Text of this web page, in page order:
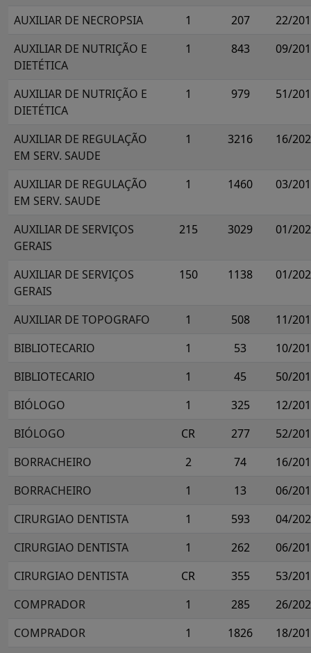
AUXILIAR DE NECROPSIA
1 207
22/
AUXILIAR DE NUTRIÇÃO E
DIETÉTICA
1 843 09/
AUXILIAR DE NUTRIÇÃO E
DIETÉTICA
1 979 51/
AUXILIAR DE REGULAÇÃO
EM SERV. SAUDE
1 3216 16/
AUXILIAR DE REGULAÇÃO
EM SERV. SAUDE
1 1460 03/
AUXILIAR DE SERVIÇOS
GERAIS
215 3029 01/
AUXILIAR DE SERVIÇOS
GERAIS
150 1138 01/
AUXILIAR DE TOPOGRAFO 1 508
11/
BIBLIOTECARIO
1 53
10/
BIBLIOTECARIO
1 45
50/
BIÓLOGO
1 325
12/
BIÓLOGO
CR 277
52/
BORRACHEIRO
2 74
16/
BORRACHEIRO
1 13
06/
CIRURGIAO DENTISTA
1 593
04/
CIRURGIAO DENTISTA
1 262
06/
CIRURGIAO DENTISTA
CR 355
53/
COMPRADOR
1 285
26/
COMPRADOR
1 1826
18/